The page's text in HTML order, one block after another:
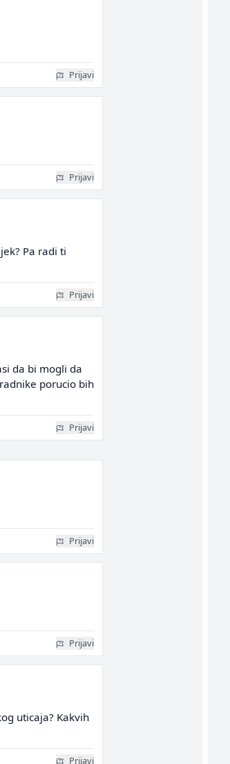
Prijavi
Prijavi
Pa radi ti
Prijavi
da bi mogli da
porucio bih
Prijavi
Prijavi
Prijavi
uticaja? Kakvih
Prijavi